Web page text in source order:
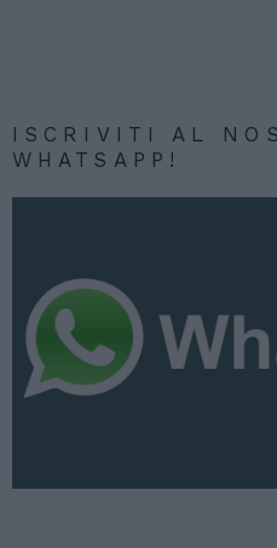
ISCRIVITI AL
WHATSAPP!